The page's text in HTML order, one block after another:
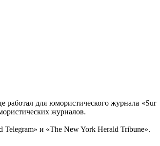
для юмористического журнала «Sur
журналов.
и «The New York Herald Tribune».